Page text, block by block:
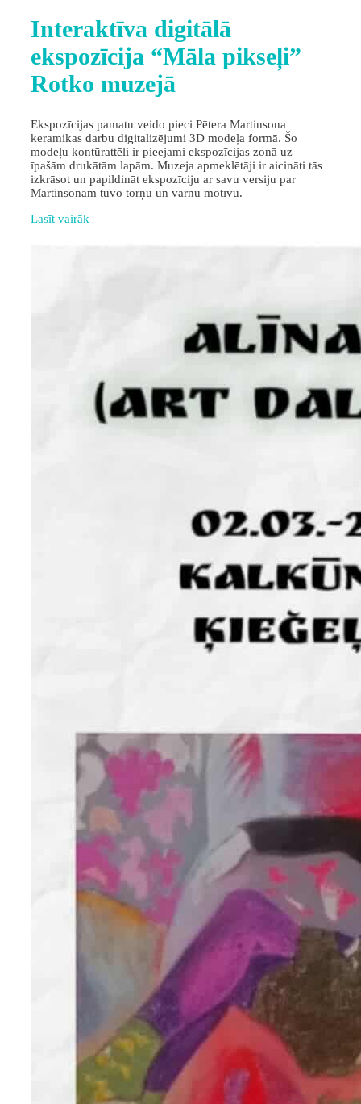
Interaktīva digitālā
ekspozīcija “Māla pikseļi”
Rotko muzejā
Ekspozīcijas pamatu veido pieci Pētera Martinsona
keramikas darbu digitalizējumi 3D modeļa formā. Šo
modeļu kontūrattēli ir pieejami ekspozīcijas zonā uz
īpašām drukātām lapām. Muzeja apmeklētāji ir aicināti tās
izkrāsot un papildināt ekspozīciju ar savu versiju par
Martinsonam tuvo torņu un vārnu motīvu.
Lasīt vairāk